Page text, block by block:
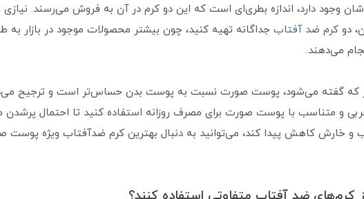
وجود دارد، اندازه بطری‌ای است که این دو کرم در آن به فروش می‌رسند.
دو کرم ضد آفتاب جداگانه تهیه کنید، چون بیشتر محصولات موجود در بازار به
می‌دهند.
که گفته می‌شود، پوست صورت نسبت به پوست بدن حساس‌تر است و ترجیح
و متناسب با پوست صورت برای مصرف روزانه استفاده کنید تا احتمال پرشدن
و خارش کاهش پیدا کند، می‌توانید به دنبال بهترین کرم ضدآفتاب ویژه پوست